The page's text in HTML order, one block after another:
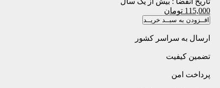
115,000 تومان
افــزودن به سبــد خریــد
ارسال به سراسر کشور
تضمین کیفیت
پرداخت امن